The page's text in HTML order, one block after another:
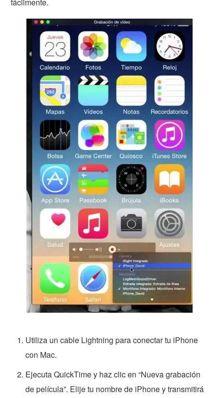
Utiliza un cable Lightning para conectar tu iPhone
con Mac.
Ejecuta QuickTime y haz clic en “Nueva grabación
de película”. Elije tu nombre de iPhone y transmitirá